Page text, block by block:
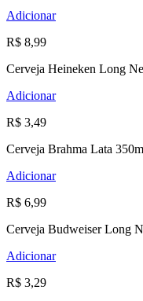
Adicionar
R$ 8,99
Cerveja Heineken Long
Adicionar
R$ 3,49
Cerveja Brahma Lata
Adicionar
R$ 6,99
Cerveja Budweiser Long
Adicionar
R$ 3,29